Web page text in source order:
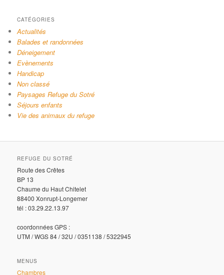
CATÉGORIES
Actualités
Balades et randonnées
Déneigement
Evènements
Handicap
Non classé
Paysages Refuge du Sotré
Séjours enfants
Vie des animaux du refuge
REFUGE DU SOTRÉ
Route des Crêtes
BP 13
Chaume du Haut Chitelet
88400 Xonrupt-Longemer
tél : 03.29.22.13.97
coordonnées GPS :
UTM / WGS 84 / 32U / 0351138 / 5322945
MENUS
Chambres